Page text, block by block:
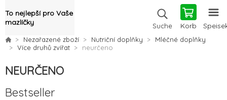
To nejlepší pro Vaše
mazlíčky
Suche Korb
Nezařazené zboží Nutriční doplňky
Mléčné doplňky
Více druhů zvířat
neurčeno
NEURČENO
Bestseller